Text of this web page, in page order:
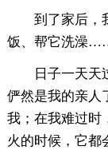
到了家后，
饭、帮它洗澡
日子一天
俨然是我的亲人
我；在我难过时
火的时候，它都